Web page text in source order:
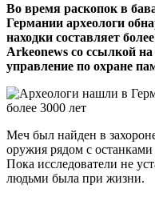
Во время раскопок в
Германии археологи
находки составляет
Arkeonews со ссылкой на
управление по охране
Меч был найден в
оружия рядом с
Пока исследователи не
людьми была при жизни.